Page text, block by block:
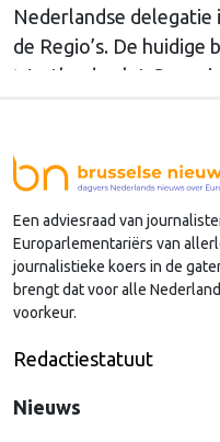
Nederlandse delegatie
de Regio’s. De
Westland volgt
Nederlandse regio’s
lobby in Brussel, en
Continued
Een adviesraad van
Europarlementariërs van
journalistieke koers in de
brengt dat voor alle
voorkeur.
Redactiestatuut
Nieuws